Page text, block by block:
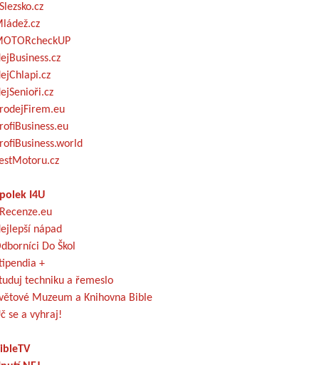
I4U
nápad
Do Škol
+
techniku a řemeslo
Muzeum a Knihovna Bible
se a vyhraj!